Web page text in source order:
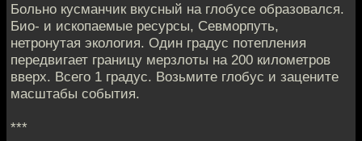
Больно кусманчик вкусный на глобусе образовался.
Био- и ископаемые ресурсы, Севморпуть,
нетронутая экология. Один градус потепления
передвигает границу мерзлоты на 200 километров
вверх. Всего 1 градус. Возьмите глобус и зацените
масштабы события.
***